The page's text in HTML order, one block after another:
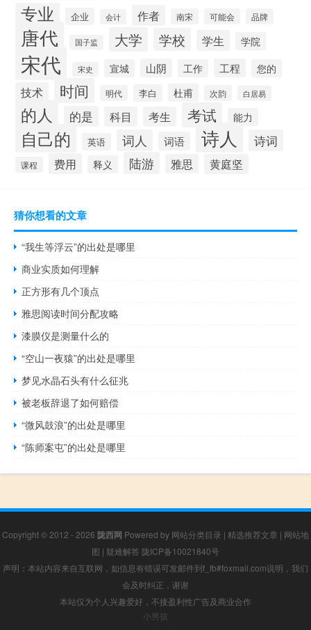
专业 企业 会计 作者 南宋 可能会 品牌
唐代 国子监 大学 学校 学生 学院
宋代 宋史 宣城 山阴 工作 工程 您的
技术 时间 明代 李白 杜甫 次韵 白居易
的人 的是 科目 考生 考试 能力
自己的 英语 词人 词语 诗人 诗词
课程 费用 释义 陆游 雅思 黄庭坚
猜你想看的文章
“我生等浮云”的出处是哪里
商业实质如何理解
正方形有几个顶点
雅思阅读时间分配攻略
漆膜仪是测量什么的
“空山一夜猿”的出处是哪里
梦见水晶石头有什么征兆
被老板辞退了如何赔偿
“微风鼓浪”的出处是哪里
“陈师案屯”的出处是哪里
Copyright © 2012 - 2026 陇西网 Powered by 网站分类目录 | 精选推荐文章 | 网站地
图 | 疑难解答 陇ICP备10021840号
声明：本站内容来自互联网，如信息有错误可发邮件到f_fb#foxmail.com说明，我们
会及时纠正，谢谢
本站仅为个人兴趣爱好，不接盈利性广告及商业合作
小男孩